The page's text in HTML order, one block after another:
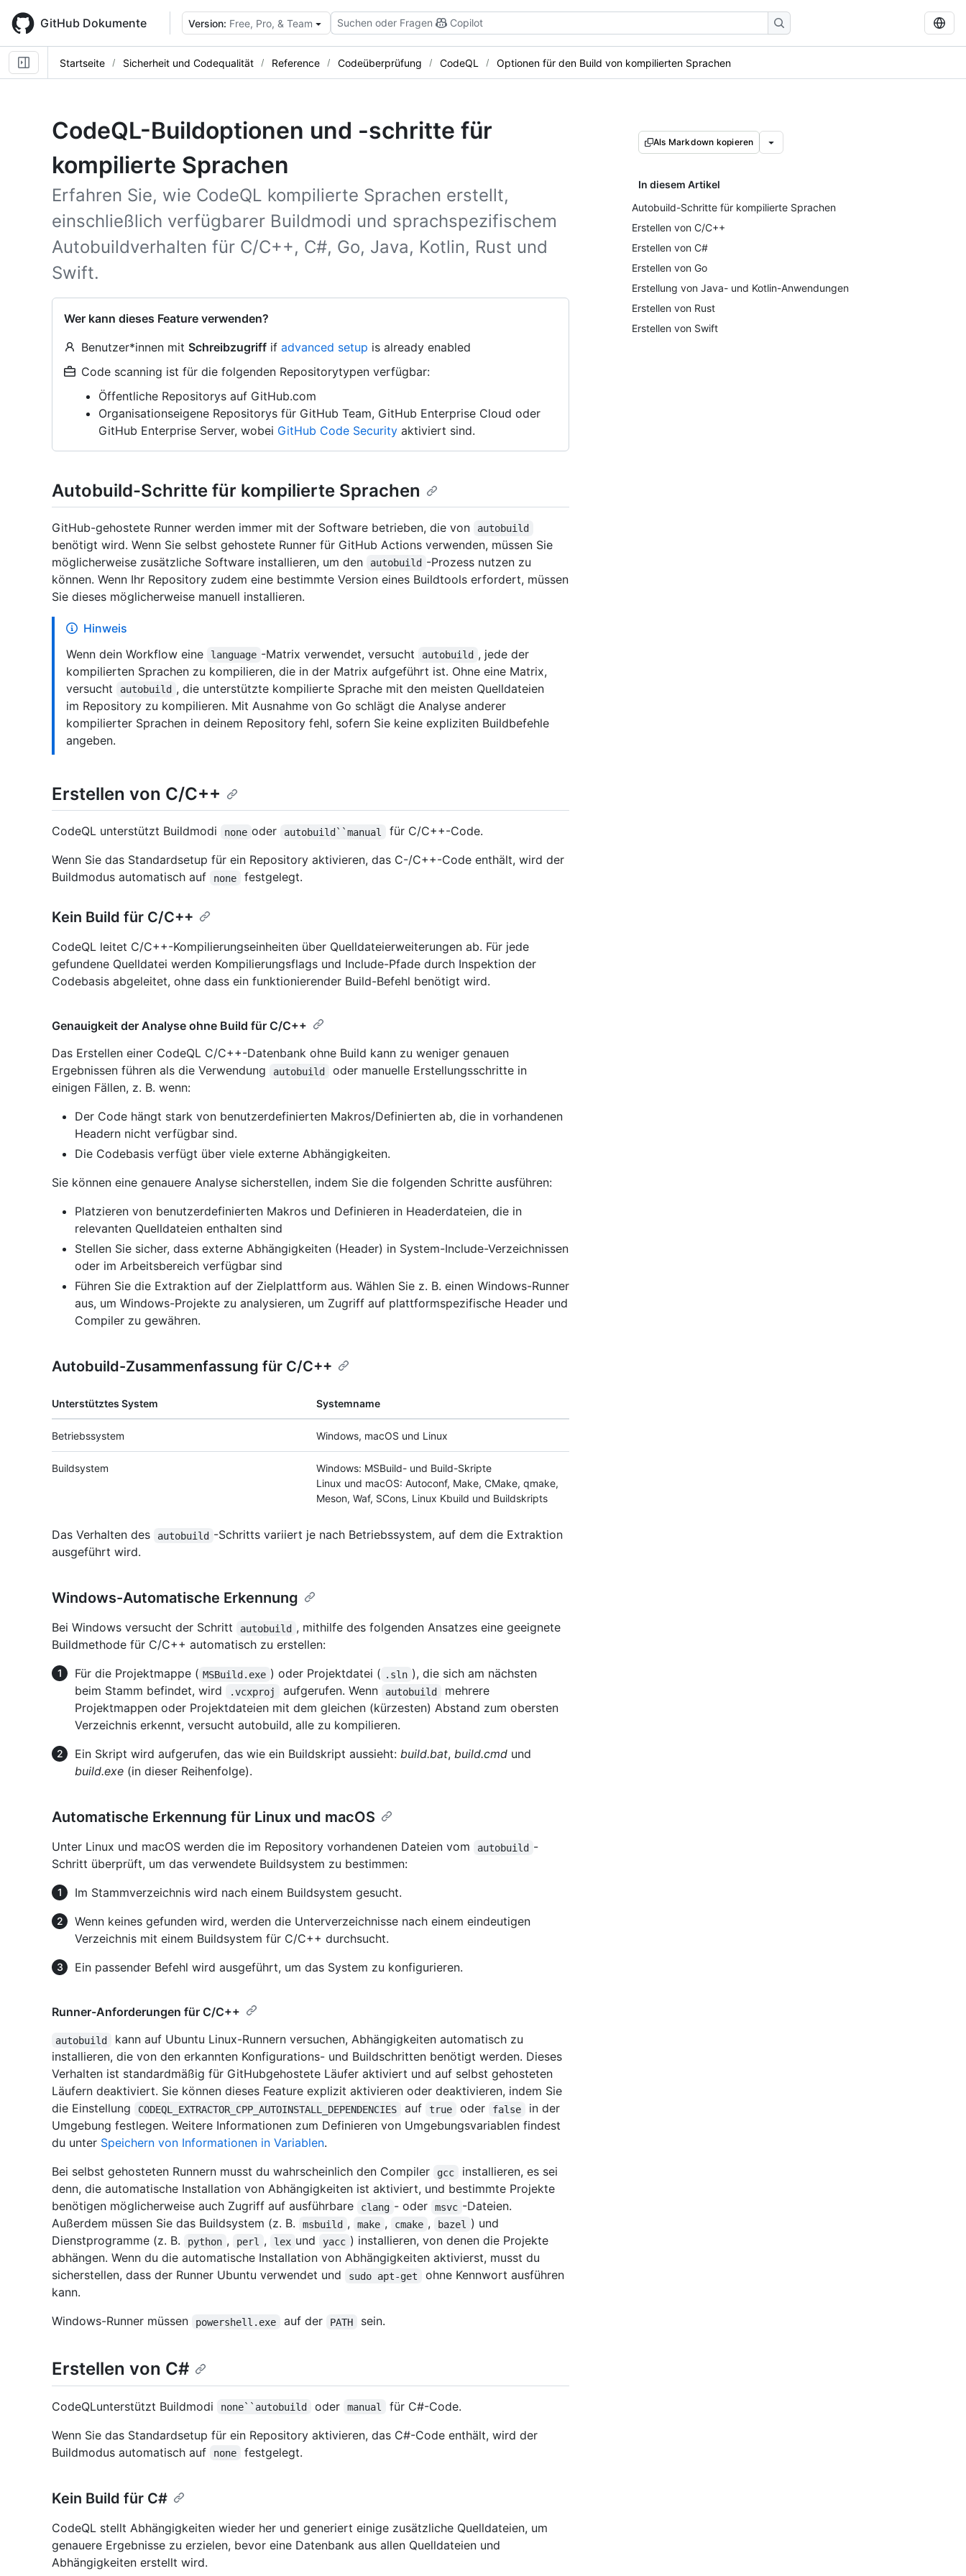
main
content
GitHub Dokumente Version: Free, Pro, & Team Suchen oder Fragen Copilot
Startseite Sicherheit und Codequalität Reference Codeüberprüfung CodeQL Optionen für den Build von kompilierten Sprachen
CodeQL-Buildoptionen und -schritte für
kompilierte Sprachen
Erfahren Sie, wie CodeQL kompilierte Sprachen erstellt,
einschließlich verfügbarer Buildmodi und sprachspezifischem
Autobuildverhalten für C/C++, C#, Go, Java, Kotlin, Rust und
Swift.
Wer kann dieses Feature verwenden?
Benutzer*innen mit Schreibzugriff if advanced setup is already enabled
Code scanning ist für die folgenden Repositorytypen verfügbar:
Öffentliche Repositorys auf GitHub.com
Organisationseigene Repositorys für GitHub Team, GitHub Enterprise Cloud oder
GitHub Enterprise Server, wobei GitHub Code Security aktiviert sind.
Als Markdown kopieren
In diesem Artikel
Autobuild-Schritte für kompilierte Sprachen
Erstellen von C/C++
Erstellen von C#
Erstellen von Go
Erstellung von Java- und Kotlin-Anwendungen
Erstellen von Rust
Erstellen von Swift
Autobuild-Schritte für kompilierte Sprachen
GitHub-gehostete Runner werden immer mit der Software betrieben, die von autobuild
benötigt wird. Wenn Sie selbst gehostete Runner für GitHub Actions verwenden, müssen Sie
möglicherweise zusätzliche Software installieren, um den
autobuild -Prozess nutzen zu
können. Wenn Ihr Repository zudem eine bestimmte Version eines Buildtools erfordert, müssen
Sie dieses möglicherweise manuell installieren.
Hinweis
Wenn dein Workflow eine
language -Matrix verwendet, versucht autobuild , jede der
kompilierten Sprachen zu kompilieren, die in der Matrix aufgeführt ist. Ohne eine Matrix,
versucht
autobuild , die unterstützte kompilierte Sprache mit den meisten Quelldateien
im Repository zu kompilieren. Mit Ausnahme von Go schlägt die Analyse anderer
kompilierter Sprachen in deinem Repository fehl, sofern Sie keine expliziten Buildbefehle
angeben.
Erstellen von C/C++
CodeQL unterstützt Buildmodi none oder autobuild``manual
für C/C++-Code.
Wenn Sie das Standardsetup für ein Repository aktivieren, das C-/C++-Code enthält, wird der
Buildmodus automatisch auf
none festgelegt.
Kein Build für C/C++
CodeQL leitet C/C++-Kompilierungseinheiten über Quelldateierweiterungen ab. Für jede
gefundene Quelldatei werden Kompilierungsflags und Include-Pfade durch Inspektion der
Codebasis abgeleitet, ohne dass ein funktionierender Build-Befehl benötigt wird.
Genauigkeit der Analyse ohne Build für C/C++
Das Erstellen einer CodeQL C/C++-Datenbank ohne Build kann zu weniger genauen
Ergebnissen führen als die Verwendung
autobuild
oder manuelle Erstellungsschritte in
einigen Fällen, z. B. wenn:
Der Code hängt stark von benutzerdefinierten Makros/Definierten ab, die in vorhandenen
Headern nicht verfügbar sind.
Die Codebasis verfügt über viele externe Abhängigkeiten.
Sie können eine genauere Analyse sicherstellen, indem Sie die folgenden Schritte ausführen:
Platzieren von benutzerdefinierten Makros und Definieren in Headerdateien, die in
relevanten Quelldateien enthalten sind
Stellen Sie sicher, dass externe Abhängigkeiten (Header) in System-Include-Verzeichnissen
oder im Arbeitsbereich verfügbar sind
Führen Sie die Extraktion auf der Zielplattform aus. Wählen Sie z. B. einen Windows-Runner
aus, um Windows-Projekte zu analysieren, um Zugriff auf plattformspezifische Header und
Compiler zu gewähren.
Autobuild-Zusammenfassung für C/C++
Unterstütztes System Systemname
Betriebssystem Windows, macOS und Linux
Buildsystem
Windows: MSBuild- und Build-Skripte
Linux und macOS: Autoconf, Make, CMake, qmake,
Meson, Waf, SCons, Linux Kbuild und Buildskripts
Das Verhalten des autobuild -Schritts variiert je nach Betriebssystem, auf dem die Extraktion
ausgeführt wird.
Windows-Automatische Erkennung
Bei Windows versucht der Schritt autobuild , mithilfe des folgenden Ansatzes eine geeignete
Buildmethode für C/C++ automatisch zu erstellen:
Für die Projektmappe ( MSBuild.exe ) oder Projektdatei ( .sln ), die sich am nächsten
beim Stamm befindet, wird
.vcxproj aufgerufen. Wenn autobuild
mehrere
Projektmappen oder Projektdateien mit dem gleichen (kürzesten) Abstand zum obersten
Verzeichnis erkennt, versucht autobuild, alle zu kompilieren.
Ein Skript wird aufgerufen, das wie ein Buildskript aussieht: build.bat, build.cmd und
build.exe (in dieser Reihenfolge).
Automatische Erkennung für Linux und macOS
Unter Linux und macOS werden die im Repository vorhandenen Dateien vom autobuild -
Schritt überprüft, um das verwendete Buildsystem zu bestimmen:
Im Stammverzeichnis wird nach einem Buildsystem gesucht.
Wenn keines gefunden wird, werden die Unterverzeichnisse nach einem eindeutigen
Verzeichnis mit einem Buildsystem für C/C++ durchsucht.
Ein passender Befehl wird ausgeführt, um das System zu konfigurieren.
Runner-Anforderungen für C/C++
autobuild
kann auf Ubuntu Linux-Runnern versuchen, Abhängigkeiten automatisch zu
installieren, die von den erkannten Konfigurations- und Buildschritten benötigt werden. Dieses
Verhalten ist standardmäßig für GitHubgehostete Läufer aktiviert und auf selbst gehosteten
Läufern deaktiviert. Sie können dieses Feature explizit aktivieren oder deaktivieren, indem Sie
die Einstellung
CODEQL_EXTRACTOR_CPP_AUTOINSTALL_DEPENDENCIES auf true oder false
in der
Umgebung festlegen. Weitere Informationen zum Definieren von Umgebungsvariablen findest
du unter Speichern von Informationen in Variablen.
Bei selbst gehosteten Runnern musst du wahrscheinlich den Compiler
gcc
installieren, es sei
denn, die automatische Installation von Abhängigkeiten ist aktiviert, und bestimmte Projekte
benötigen möglicherweise auch Zugriff auf ausführbare
clang - oder msvc -Dateien.
Außerdem müssen Sie das Buildsystem (z. B.
msbuild , make , cmake , bazel
) und
Dienstprogramme (z. B.
python , perl , lex und yacc ) installieren, von denen die Projekte
abhängen. Wenn du die automatische Installation von Abhängigkeiten aktivierst, musst du
sicherstellen, dass der Runner Ubuntu verwendet und
sudo apt-get
ohne Kennwort ausführen
kann.
Windows-Runner müssen
powershell.exe auf der PATH sein.
Erstellen von C#
CodeQLunterstützt Buildmodi none``autobuild oder manual
für C#-Code.
Wenn Sie das Standardsetup für ein Repository aktivieren, das C#-Code enthält, wird der
Buildmodus automatisch auf
none festgelegt.
Kein Build für C#
CodeQL stellt Abhängigkeiten wieder her und generiert einige zusätzliche Quelldateien, um
genauere Ergebnisse zu erzielen, bevor eine Datenbank aus allen Quelldateien und
Abhängigkeiten erstellt wird.